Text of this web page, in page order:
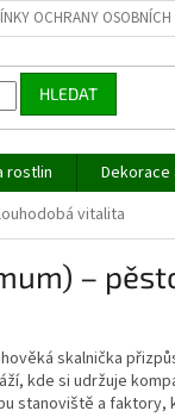
OCHRANY
HLEDAT
rostlin Dekorace
vitalita
–
skalnička
kde si udržuje
stanoviště a